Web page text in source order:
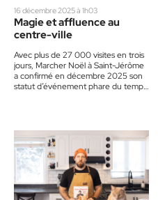
16 décembre 2025 à 1h03
Magie et affluence au
centre-ville
Avec plus de 27 000 visites en trois
jours, Marcher Noël à Saint-Jérôme
a confirmé en décembre 2025 son
statut d’événement phare du temps